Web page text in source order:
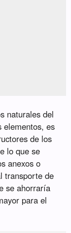
naturales del
elementos, es
de los
lo que se
anexos o
transporte de
se ahorraría
para el